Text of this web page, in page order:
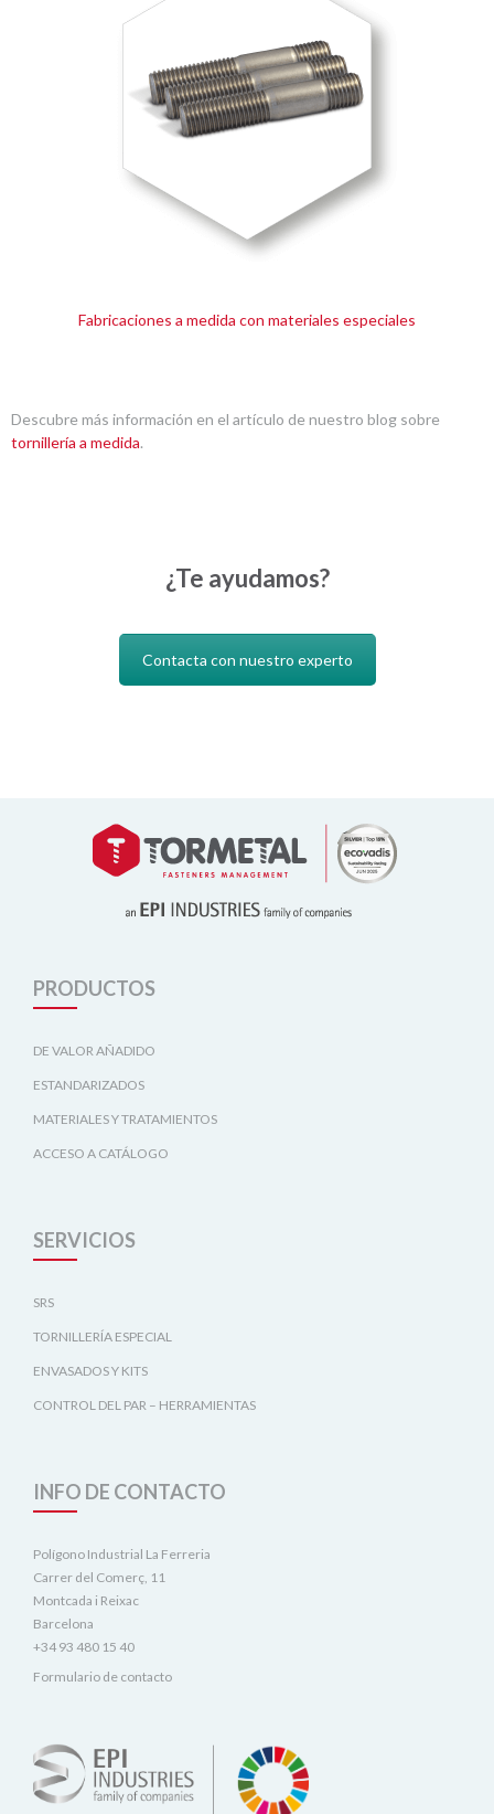
Fabricaciones a medida con materiales especiales
Descubre más información en el artículo de nuestro blog sobre
tornillería a medida.
¿Te ayudamos?
Contacta con nuestro experto
PRODUCTOS
DE VALOR AÑADIDO
ESTANDARIZADOS
MATERIALES Y TRATAMIENTOS
ACCESO A CATÁLOGO
SERVICIOS
SRS
TORNILLERÍA ESPECIAL
ENVASADOS Y KITS
CONTROL DEL PAR – HERRAMIENTAS
INFO DE CONTACTO
Polígono Industrial La Ferreria
Carrer del Comerç, 11
Montcada i Reixac
Barcelona
+34 93 480 15 40
Formulario de contacto